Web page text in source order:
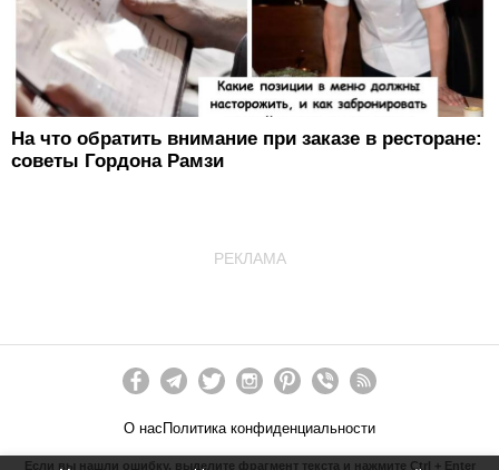
На что обратить внимание при заказе в ресторане:
советы Гордона Рамзи
РЕКЛАМА
О нас Политика конфиденциальности
Если вы нашли ошибку, выделите фрагмент текста и нажмите Ctrl + Enter